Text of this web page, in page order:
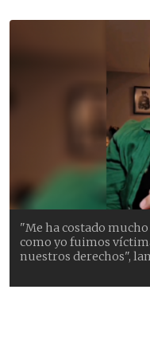
"Me ha costado
como yo fuimos
nuestros derechos",